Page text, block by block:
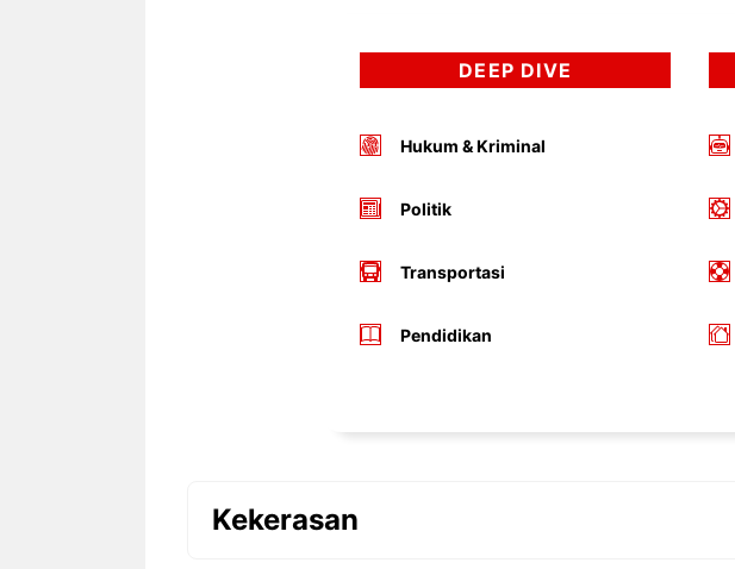
DEEP DIVE
Hukum & Kriminal
Politik
Transportasi
Pendidikan
Kekerasan